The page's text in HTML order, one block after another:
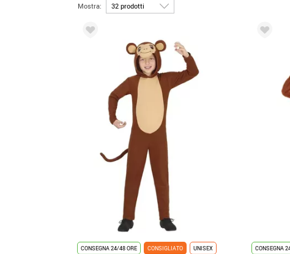
Mostra:
CONSEGNA 24/48 ORE CONSIGLIATO UNISEX CONSEGNA